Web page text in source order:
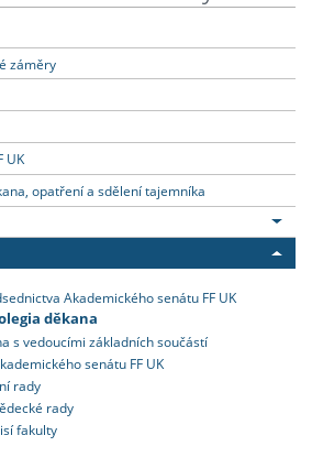
záměry
UK
opatření a sdělení tajemníka
Akademického senátu FF UK
děkana
s vedoucími základních součástí
senátu FF UK
rady
rady
fakulty